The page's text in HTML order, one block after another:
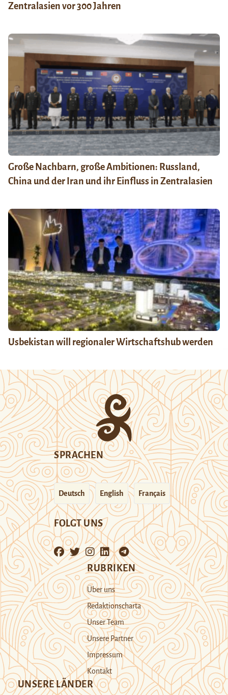
Zentralasien vor 300 Jahren
Große Nachbarn, große Ambitionen: Russland,
China und der Iran und ihr Einfluss in Zentralasien
Usbekistan will regionaler Wirtschaftshub werden
SPRACHEN
Deutsch English Français
FOLGT UNS
RUBRIKEN
Über uns
Redaktionscharta
Unser Team
Unsere Partner
Impressum
Kontakt
UNSERE LÄNDER